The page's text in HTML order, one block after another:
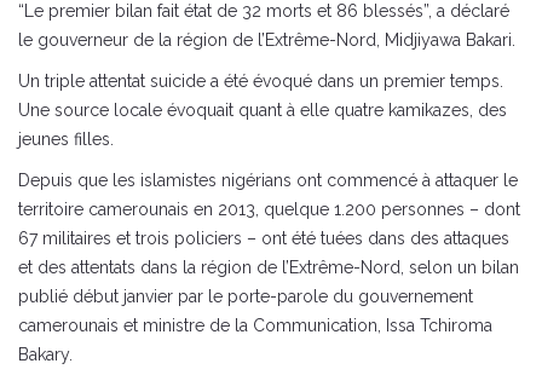
“Le premier bilan fait état de 32 morts et 86 blessés”, a déclaré
le gouverneur de la région de l’Extrême-Nord, Midjiyawa Bakari.
Un triple attentat suicide a été évoqué dans un premier temps.
Une source locale évoquait quant à elle quatre kamikazes, des
jeunes filles.
Depuis que les islamistes nigérians ont commencé à attaquer le
territoire camerounais en 2013, quelque 1.200 personnes – dont
67 militaires et trois policiers – ont été tuées dans des attaques
et des attentats dans la région de l’Extrême-Nord, selon un bilan
publié début janvier par le porte-parole du gouvernement
camerounais et ministre de la Communication, Issa Tchiroma
Bakary.